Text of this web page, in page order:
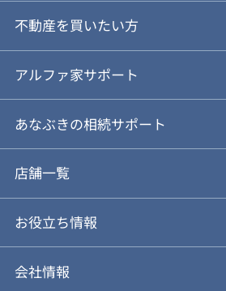
ご売却ガイド
ご売却の流れ
あなぶきの仲介
あなぶきの買取
仲介と買取のメリット・デメリット
動画やパンフレットで見る
不動産を買いたい方
ご購入ガイド
物件を探す
購入の流れ
購入前も後も安心サポート
お気に入り
アルファ家サポート
あなぶきの相続サポート
店舗一覧
お役立ち情報
不動産Q&A
会社情報